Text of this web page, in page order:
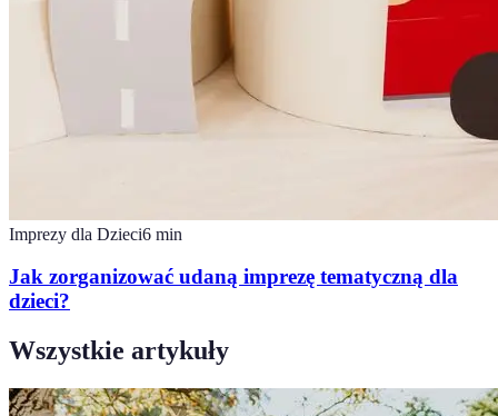
Imprezy dla Dzieci6 min
Jak zorganizować udaną imprezę tematyczną dla
dzieci?
Wszystkie artykuły